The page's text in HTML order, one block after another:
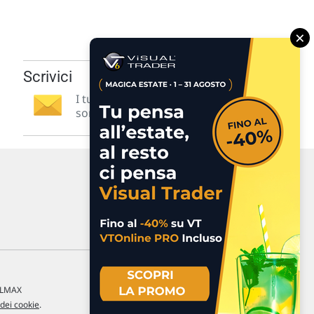
Scrivici
I tuoi suggerimenti per noi
sono preziosi e molto utili! »
cookie.
×